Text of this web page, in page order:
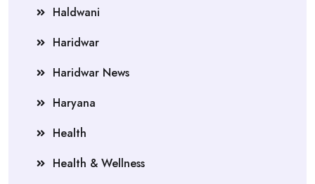
Haldwani
Haridwar
Haridwar News
Haryana
Health
Health & Wellness